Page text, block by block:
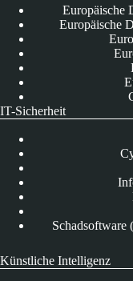
Europäische
Europäische
IT-Sicherheit
Schadsoftware
Künstliche Intelligenz